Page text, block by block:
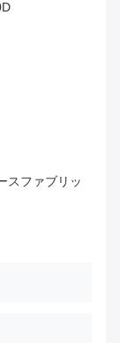
スファブリッ